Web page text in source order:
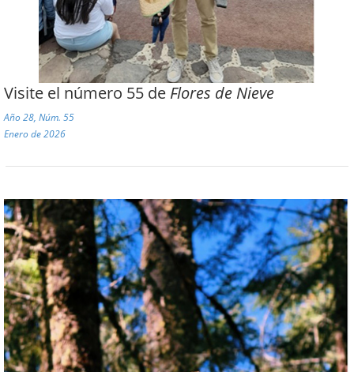
Visite el número 55 de Flores de Nieve
Año 28, Núm. 55
Enero de 2026